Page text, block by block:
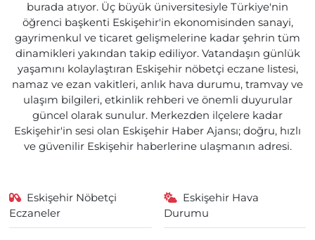
burada atıyor. Üç büyük üniversitesiyle Türkiye'nin
öğrenci başkenti Eskişehir'in ekonomisinden sanayi,
gayrimenkul ve ticaret gelişmelerine kadar şehrin tüm
dinamikleri yakından takip ediliyor. Vatandaşın günlük
yaşamını kolaylaştıran Eskişehir nöbetçi eczane listesi,
namaz ve ezan vakitleri, anlık hava durumu, tramvay ve
ulaşım bilgileri, etkinlik rehberi ve önemli duyurular
güncel olarak sunulur. Merkezden ilçelere kadar
Eskişehir'in sesi olan Eskişehir Haber Ajansı; doğru, hızlı
ve güvenilir Eskişehir haberlerine ulaşmanın adresi.
Eskişehir Nöbetçi
Eczaneler
Eskişehir Hava
Durumu